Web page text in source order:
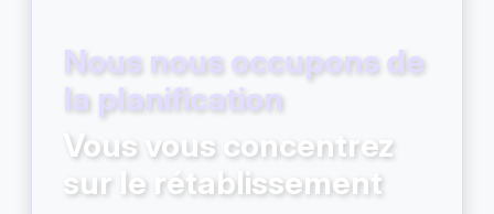
Nous nous occupons de
la planification
Vous vous concentrez
sur le rétablissement